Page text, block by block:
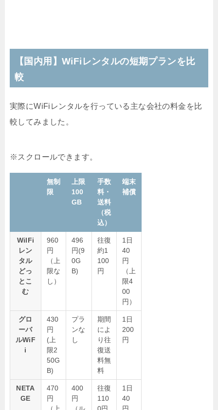
【国内用】WiFiレンタルの短期プランを比
較
実際にWiFiレンタルを行っている主な会社の料金を比
較してみました。
無制
限
上限
100
GB
手数
料・
送料
（税
込）
端末
補償
WiIFi
レン
タル
どっ
とこ
む
960
円
（上
限な
し）
496
円(9
0G
B)
往復
約1
100
円
1日
40
円
（上
限4
00
円）
グロ
ーバ
ルWiF
i
430
円
(上
限2
50G
B)
プラ
ンな
し
期間
によ
り往
復送
料無
料
1日
200
円
NETA
GE
470
円
400
円
往復
110
1日
40